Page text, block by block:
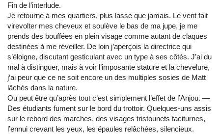
Fin de l’interlude.
Je retourne à mes quartiers, plus lasse que jamais. Le vent fait
virevolter mes cheveux et soulève le bas de ma jupe, je me
prends des bouffées en plein visage comme autant de claques
destinées à me réveiller. De loin j’aperçois la directrice qui
s’éloigne, discutant gesticulant avec un type à ses côtés. J’ai du
mal à distinguer, mais à voir l’imposante stature et la chevelure,
j’ai peur que ce ne soit encore un des multiples sosies de Matt
lâchés dans la nature.
Ou peut être qu’après tout c’est simplement l’effet de l’Anjou. ―
Des étudiants fument sur le bord du trottoir. Quelques-uns assis
sur le rebord des marches, des visages tristounets taciturnes,
l’ennui crevant les yeux, les épaules relâchées, silencieux.